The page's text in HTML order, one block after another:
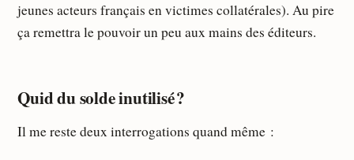
jeunes acteurs français en victimes collatérales). Au pire
ça remettra le pouvoir un peu aux mains des éditeurs.
Quid du solde inutilisé ?
Il me reste deux interrogations quand même :